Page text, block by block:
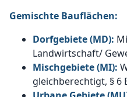
Gemischte Bauflächen:
Dorfgebiete (MD):
Landwirtschaft/
Mischgebiete (MI):
gleichberechtigt, § 6